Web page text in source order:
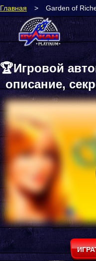
Главная > Garden of
🏆Игровой
описание,